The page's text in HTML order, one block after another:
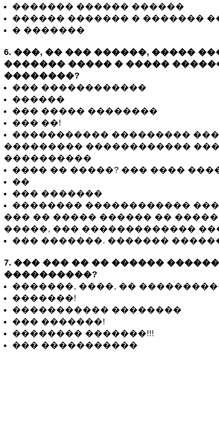
������� ������ ������
������ ������� � �������
� �������
6. ���, �� ��� ������, �����
������� ����� � �����
��������?
��� ������������
������
��� ����� ��������
��� ��!
����������� ���������
��������� ������������
����������
���� �� �����? ��� ����
��
��� �������
�������� ������������
��� �� ����� ������ ��
�����, ��� �������������
��� �������. �������
7. ��� ��� �� �� ������
����������?
�������, ����, ��
�������!
����������� ��������
��� �������!
�������� �������!!!
��� �����������